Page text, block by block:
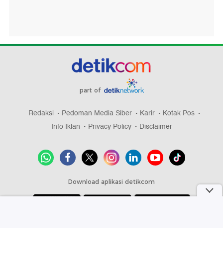
part of
Redaksi Pedoman Media Siber Karir
Kotak Pos
Info Iklan
Privacy Policy Disclaimer
Download aplikasi detikcom